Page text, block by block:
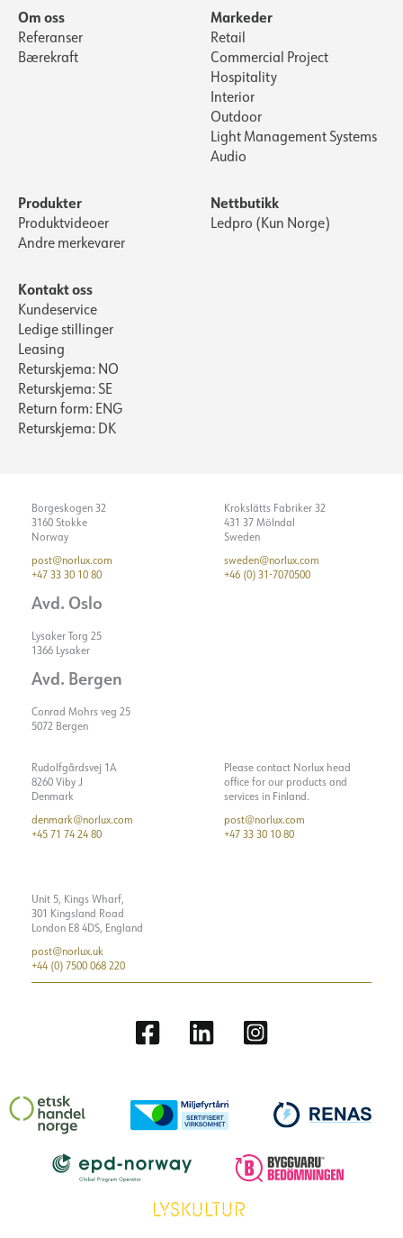
Om oss
Referanser
Bærekraft
Markeder
Retail
Commercial Project
Hospitality
Interior
Outdoor
Light Management Systems
Audio
Produkter
Produktvideoer
Andre merkevarer
Nettbutikk
Ledpro (Kun Norge)
Kontakt oss
Kundeservice
Ledige stillinger
Leasing
Returskjema: NO
Returskjema: SE
Return form: ENG
Returskjema: DK
Borgeskogen 32
3160 Stokke
Norway
post@norlux.com
+47 33 30 10 80
Avd. Oslo
Lysaker Torg 25
1366 Lysaker
Avd. Bergen
Conrad Mohrs veg 25
5072 Bergen
Krokslätts Fabriker 32
431 37 Mölndal
Sweden
sweden@norlux.com
+46 (0) 31-7070500
Rudolfgårdsvej 1A
8260 Viby J
Denmark
denmark@norlux.com
+45 71 74 24 80
Please contact Norlux head
office for our products and
services in Finland.
post@norlux.com
+47 33 30 10 80
Unit 5, Kings Wharf,
301 Kingsland Road
London E8 4DS, England
post@norlux.uk
+44 (0) 7500 068 220